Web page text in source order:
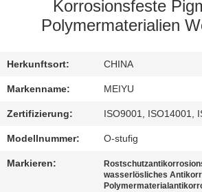
KONTAKT
MIT
UNS
BITTE
Korrosionsfeste
Polymermaterialien
Herkunftsort: CHINA
Markenname: MEIYU
Zertifizierung: ISO9001, ISO14001,
Modellnummer: O-stufig
Markieren:
wasserlösliches